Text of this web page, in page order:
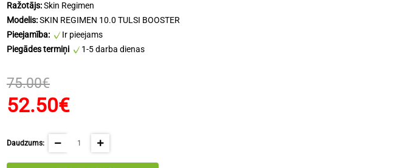
Ražotājs:Skin Regimen
Modelis:SKIN REGIMEN 10.0 TULSI BOOSTER
Pieejamība:
Ir pieejams
Piegādes termiņi
1-5 darba dienas
75.00€
52.50€
Daudzums: